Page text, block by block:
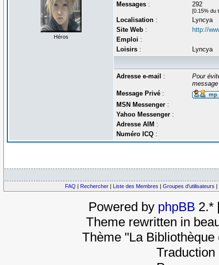
Héros
Messages: 292
[0.15% du
Localisation:
Lyncya
Site Web:
http://
Emploi :
Loisirs: Lyncya
Adresse e-mail :
Pour
Message Privé:
MSN Messenger:
Yahoo Messenger:
Adresse AIM :
Numéro ICQ:
FAQ | Rechercher | Liste des Membres | Groupes d'utilisateurs |
Powered by phpBB 2.*
Theme rewritten in
Thème "La